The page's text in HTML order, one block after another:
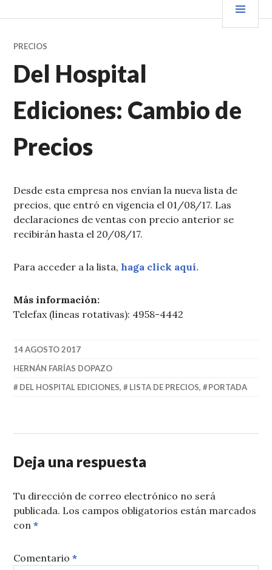
al VENDER+LIBROS NOTICIAS
PRECIOS
Del Hospital
Ediciones: Cambio de
Precios
Desde esta empresa nos envían la nueva lista de
precios, que entró en vigencia el 01/08/17. Las
declaraciones de ventas con precio anterior se
recibirán hasta el 20/08/17.
Para acceder a la lista,haga click aquí.
Más información:
Telefax (líneas rotativas): 4958-4442
14 AGOSTO 2017
HERNÁN FARÍAS DOPAZO
DEL HOSPITAL EDICIONES, LISTA DE PRECIOS, PORTADA
Deja una respuesta
Tu dirección de correo electrónico no será
publicada. Los campos obligatorios están marcados
con*
Comentario*